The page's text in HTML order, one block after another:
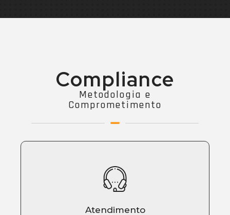
Compliance
Metodologia e
Comprometimento
Atendimento